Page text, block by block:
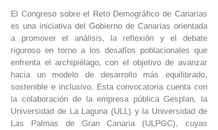
El Congreso sobre el Reto Demográfico de Canarias
es una iniciativa del Gobierno de Canarias orientada
a promover el análisis, la reflexión y el debate
riguroso en torno a los desafíos poblacionales que
enfrenta el archipiélago, con el objetivo de avanzar
hacia un modelo de desarrollo más equilibrado,
sostenible e inclusivo. Esta convocatoria cuenta con
la colaboración de la empresa pública Gesplan, la
Universidad de La Laguna (ULL) y la Universidad de
Las Palmas de Gran Canaria (ULPGC), cuyas